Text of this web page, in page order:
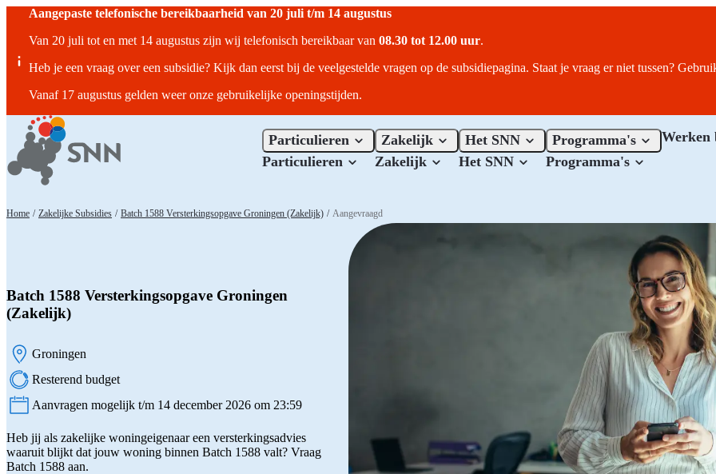
Aangepaste telefonische bereikbaarheid van 20 juli t/m 14 augustus
Van 20 juli tot en met 14 augustus zijn wij telefonisch bereikbaar van 08.30 tot 12.00 uur.
Heb je een vraag over een subsidie? Kijk dan eerst bij de veelgestelde vragen op de subsidiepagina. Staat je vraag er niet tussen?
Vanaf 17 augustus gelden weer onze gebruikelijke openingstijden.
Particulieren
Particulieren
Zakelijk
Zakelijk
Het SNN
Het SNN
Programma's
Programma's
Werken
Home / Zakelijke Subsidies / Batch 1588 Versterkingsopgave Groningen (Zakelijk) / Aangevraagd
Batch 1588 Versterkingsopgave Groningen
(Zakelijk)
Locatie:
Groningen
Resterend budget
Status:
Aanvragen mogelijk t/m 14 december 2026 om 23:59
Heb jij als zakelijke woningeigenaar een versterkingsadvies
waaruit blijkt dat jouw woning binnen Batch 1588 valt? Vraag
Batch 1588 aan.